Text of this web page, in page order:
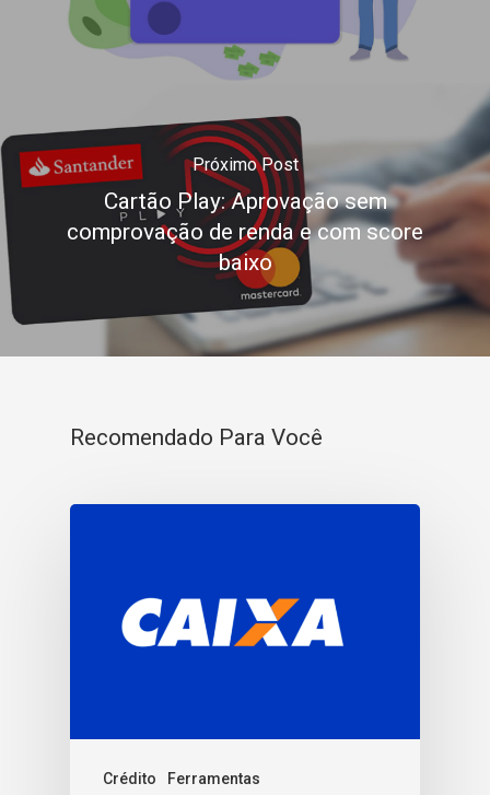
Próximo Post
Cartão Play: Aprovação sem
comprovação de renda e com score
baixo
Recomendado Para Você
Crédito Ferramentas